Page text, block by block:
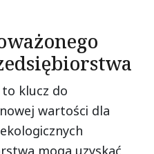
klucz do
wartości dla